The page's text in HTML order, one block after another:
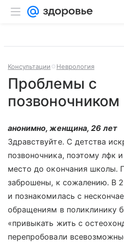
Консультации Неврология
Проблемы с
позвоночником
анонимно, женщина, 26 лет
Здравствуйте. С детства
позвоночника, поэтому лфк
место до окончания школы.
заброшены, к сожалению. В
и познакомилась с
обращениям в поликлинику
«привыкать жить с
перепробовали